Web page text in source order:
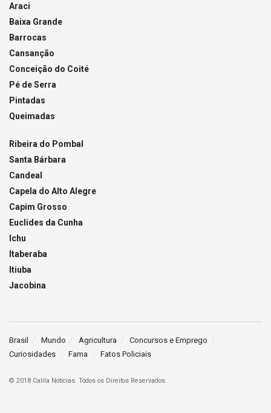
Araci
Baixa Grande
Barrocas
Cansanção
Conceição do Coité
Pé de Serra
Pintadas
Queimadas
Ribeira do Pombal
Santa Bárbara
Candeal
Capela do Alto Alegre
Capim Grosso
Euclides da Cunha
Ichu
Itaberaba
Itiuba
Jacobina
Brasil Mundo Agricultura
Concursos e Emprego
Curiosidades
Fama Fatos Policiais
© 2018 Calila Notícias. Todos os Direitos Reservados.